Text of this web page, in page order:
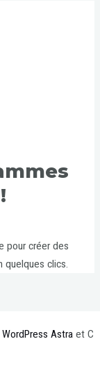
pour créer des
quelques clics.
Astraet C